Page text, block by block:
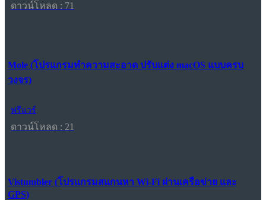
ดาวน์โหลด : 71
Mole (โปรแกรมทำความสะอาด ปรับแต่ง macOS แบบครบ
วงจร)
ฟรีแวร์
ดาวน์โหลด : 21
Vistumbler (โปรแกรมสแกนหา Wi-Fi ผ่านเครือข่าย และ
GPS)